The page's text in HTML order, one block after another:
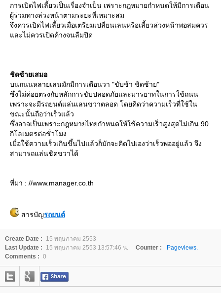
การเปิดไฟเลี้ยวเป็นเรื่องจำเป็น เพราะกฎหมายกำหนดให้มีการเตือน
ผู้ร่วมทางล่วงหน้าตามระยะที่เหมาะสม
จึงควรเปิดไฟเลี้ยวเมื่อเตรียมเปลี่ยนเลนหรือเลี้ยวล่วงหน้าพอสมควร
ละไม่ควรเปิดค้างจนลืมปิด
ชิดซ้ายเสมอ
บนถนนหลายเลนมักมีการเตือนวา "ขับช้า ชิดซ้าย"
ซึ่งไม่ค่อยตรงกับหลักการขับปลอดภัยและมารยาทในการใช้ถนน
เพราะจะมีรถยนต์แล่นเลนขวาตลอด โดยคิดว่าความเร็วที่ใช้ใน
ขณะนั้นถือว่าเร็วแล้ว
ซึ่งอาจเป็นเพราะกฎหมายไทยกำหนดให้ใช้ความเร็วสูงสุดไม่เกิน 90
กิโลเมตรต่อชั่วโมง
เมื่อใช้ความเร็วเกินขึ้นไปแล้วก็มักจะคิดไปเองว่าเร็วพออยู่แล้ว จึง
สามารถแล่นชิดขวาได้
ที่มา : //www.manager.co.th
สารบัญรถยนต์
Create Date :
15 พฤษภาคม 2553
Last Update :
15 พฤษภาคม 2553 13:57:46 น. Counter :
Pageviews.
Comments : 0